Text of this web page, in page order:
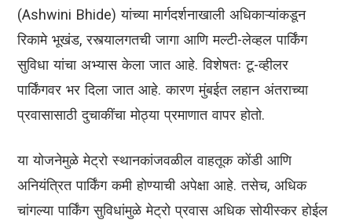
(Ashwini Bhide) यांच्या मार्गदर्शनाखाली अधिकाऱ्यांकडून
रिकामे भूखंड, रस्त्यालगतची जागा आणि मल्टी-लेव्हल पार्किंग
सुविधा यांचा अभ्यास केला जात आहे. विशेषतः टू-व्हीलर
पार्किंगवर भर दिला जात आहे. कारण मुंबईत लहान अंतराच्या
प्रवासासाठी दुचाकींचा मोठ्या प्रमाणात वापर होतो.
या योजनेमुळे मेट्रो स्थानकांजवळील वाहतूक कोंडी आणि
अनियंत्रित पार्किंग कमी होण्याची अपेक्षा आहे. तसेच, अधिक
चांगल्या पार्किंग सुविधांमुळे मेट्रो प्रवास अधिक सोयीस्कर होईल